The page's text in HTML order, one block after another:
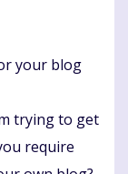
your blog
trying to get
require